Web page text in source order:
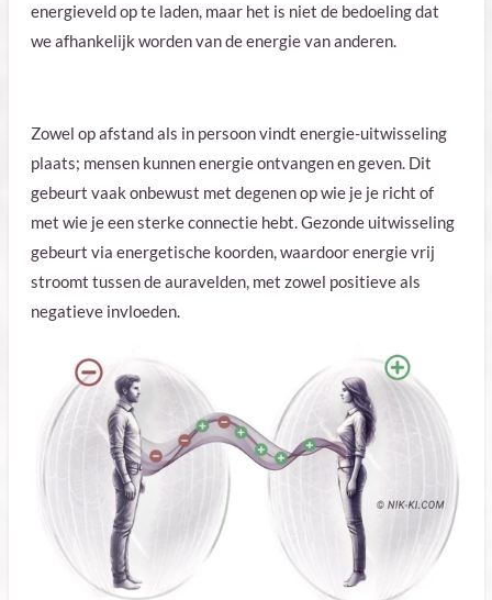
energieveld op te laden, maar het is niet de bedoeling dat
we afhankelijk worden van de energie van anderen.
Zowel op afstand als in persoon vindt energie-uitwisseling
plaats; mensen kunnen energie ontvangen en geven. Dit
gebeurt vaak onbewust met degenen op wie je je richt of
met wie je een sterke connectie hebt. Gezonde uitwisseling
gebeurt via energetische koorden, waardoor energie vrij
stroomt tussen de auravelden, met zowel positieve als
negatieve invloeden.